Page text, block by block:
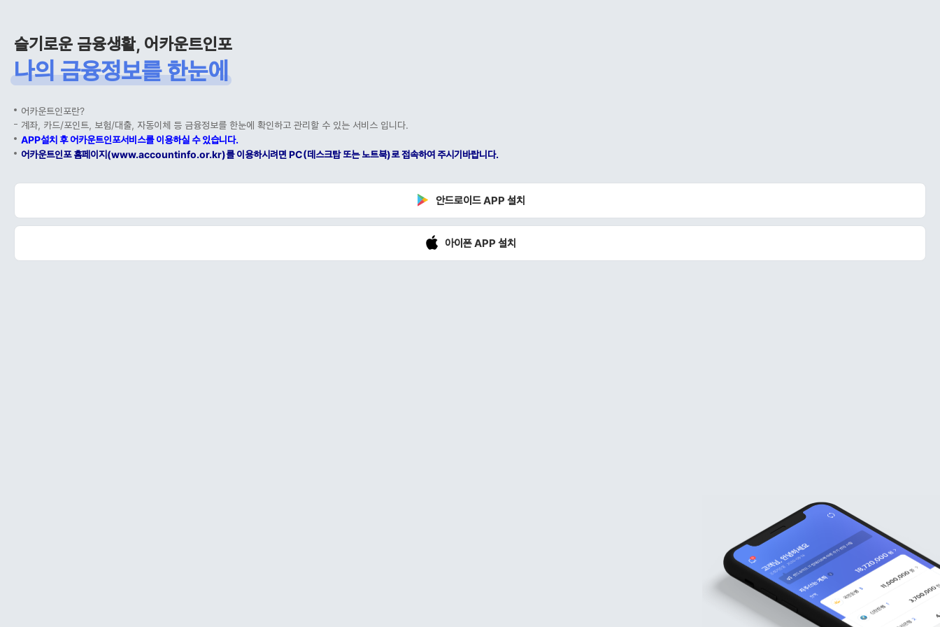
슬기로운 금융생활, 어카운트인포
나의 금융정보를 한눈에
어카운트인포란?
계좌, 카드/포인트, 보험/대출, 자동이체 등 금융정보를 한눈에 확인하고 관리할 수 있는 서비스 입니다.
APP설치 후 어카운트인포서비스를 이용하실 수 있습니다.
어카운트인포 홈페이지(www.accountinfo.or.kr)를 이용하시려면 PC(데스크탑 또는 노트북)로 접속하여 주시기바랍니다.
안드로이드 APP 설치
아이폰 APP 설치